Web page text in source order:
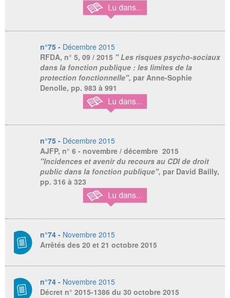
n°75 - Décembre 2015
RFDA, n° 5, 09 / 2015 " Les risques psycho-sociaux
dans la fonction publique : les limites de la
protection fonctionnelle", par Anne-Sophie
Denolle, pp. 983 à 991
n°75 - Décembre 2015
AJFP, n° 6 - novembre / décembre 2015
"Incidences et avenir du recours au CDI de droit
public dans la fonction publique", par David Bailly,
pp. 316 à 323
n°74 - Novembre 2015
Arrêtés des 20 et 21 octobre 2015
n°74 - Novembre 2015
Décret n° 2015-1386 du 30 octobre 2015